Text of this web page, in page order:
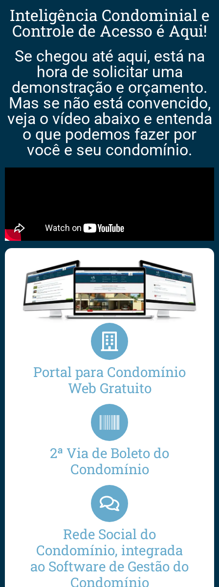
Inteligência Condominial e
Controle de Acesso é Aqui!
Se chegou até aqui, está na
hora de solicitar uma
demonstração e orçamento.
Mas se não está convencido,
veja o vídeo abaixo e entenda
o que podemos fazer por
você e seu condomínio.
Portal para Condomínio
Web Gratuito
2ª Via de Boleto do
Condomínio
Rede Social do
Condomínio, integrada
ao Software de Gestão do
Condomínio